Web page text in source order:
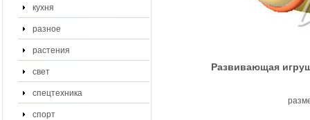
кухня
разное
растения
свет
спецтехника
спорт
Развивающая